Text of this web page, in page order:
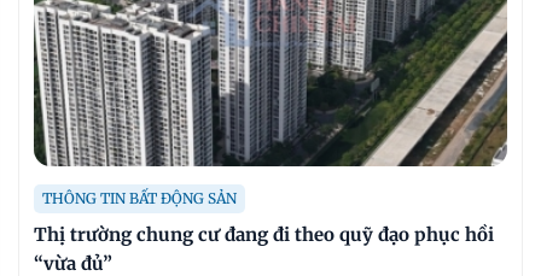
THÔNG TIN BẤT ĐỘNG SẢN
Thị trường chung cư đang đi theo quỹ đạo phục hồi
“vừa đủ”